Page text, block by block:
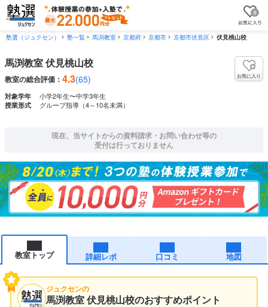
0
塾選（ジュクセン） 塾一覧 馬渕教室 京都府 京都市 京都市伏見区 伏見桃山校
馬渕教室 伏見桃山校
教室の総合評価： 4.3(65) お気に入り
対象学年 小学2年生〜中学3年生
授業形式 グループ指導（4～10名未満）
現在、当サイトからの資料請求・お問い合わせ等の
受付は行っておりません
教室トップ 詳細レポ 口コミ 地図
ジュクセンの
馬渕教室 伏見桃山校のおすすめポイント